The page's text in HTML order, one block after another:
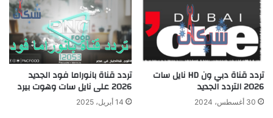
تردد قناة دبي ون HD نايل سات
2026 التردد الجديد
30 أغسطس، 2024
تردد قناة بانوراما فود الجديد
2026 على نايل سات وهوت بيرد
14 أبريل، 2025